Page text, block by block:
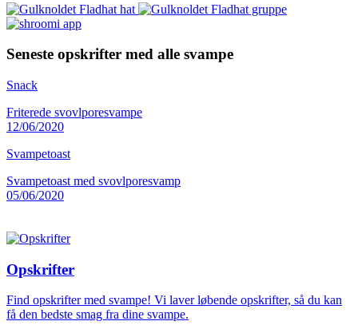
Seneste opskrifter med alle svampe
Snack
Friterede svovlporesvampe
12/06/2020
Svampetoast
Svampetoast med svovlporesvamp
05/06/2020
Opskrifter
Find opskrifter med svampe! Vi laver løbende opskrifter, så du kan
få den bedste smag fra dine svampe.